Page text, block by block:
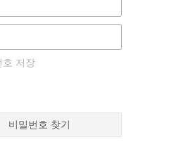
호 저장
비밀번호 찾기